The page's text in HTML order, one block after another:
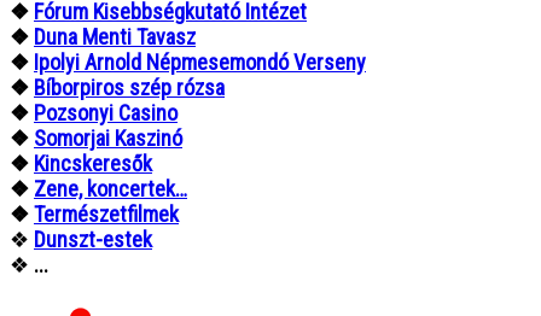
❖ Fórum Kisebbségkutató Intézet
❖ Duna Menti Tavasz
❖ Ipolyi Arnold Népmesemondó Verseny
❖ Bíborpiros szép rózsa
❖ Pozsonyi Casino
❖ Somorjai Kaszinó
❖ Kincskeresők
❖ Zene, koncertek…
❖Természetfilmek
❖ Dunszt-estek
❖ ...